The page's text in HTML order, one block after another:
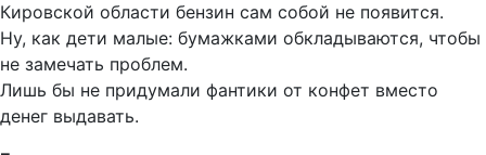
Кировской области бензин сам собой не появится.
Ну, как дети малые: бумажками обкладываются, чтобы
не замечать проблем.
Лишь бы не придумали фантики от конфет вместо
денег выдавать.